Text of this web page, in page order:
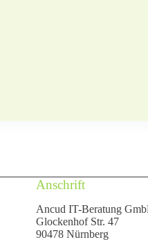
Anschrift
Ancud IT-Beratung
Glockenhof Str. 47
90478 Nürnberg